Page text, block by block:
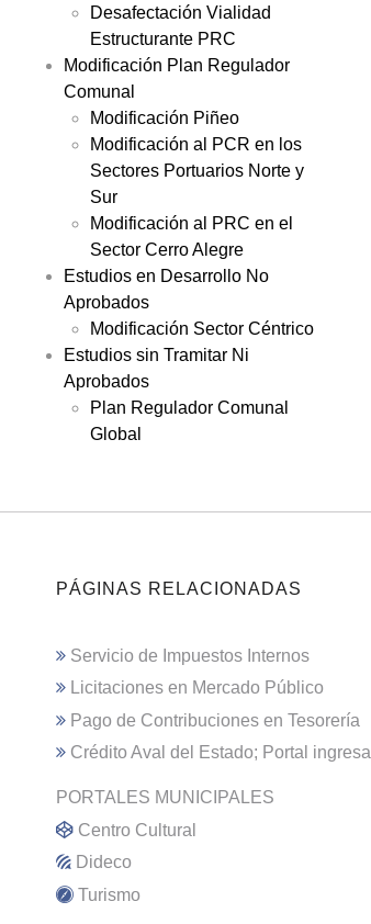
Desafectación Vialidad
Estructurante PRC
Modificación Plan Regulador
Comunal
Modificación Piñeo
Modificación al PCR en los
Sectores Portuarios Norte y
Sur
Modificación al PRC en el
Sector Cerro Alegre
Estudios en Desarrollo No
Aprobados
Modificación Sector Céntrico
Estudios sin Tramitar Ni
Aprobados
Plan Regulador Comunal
Global
PÁGINAS RELACIONADAS
Servicio de Impuestos Internos
Licitaciones en Mercado Público
Pago de Contribuciones en Tesorería
Crédito Aval del Estado; Portal ingresa
PORTALES MUNICIPALES
Centro Cultural
Dideco
Turismo